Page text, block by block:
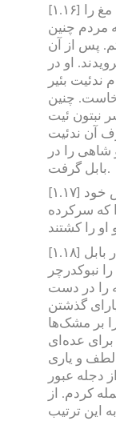
[۱.۱۶] داریوش شاه گوید: چون من گئومات مغ را
مردم چنین
پس از آن
او در
بئیر
چنین
نبتون ئیت
آن ندئیت
شاهی را در
بابل گرفت.
[۱.۱۷] داریوش شاه گوید: آن وقت من (ارتش خود
که سرکرده
[۱.۱۸] داریوش شاه گوید: پس از آن من رهسپار بابل
نبوکدرچر
را در دست
گذشتن
بر مشک‌ها
عده‌ای
لطف و یاری
دجله عبور
کردم. از
ما به این ترتیب